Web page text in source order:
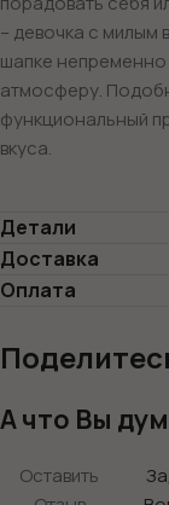
– девочка с милым
шапке
атмосферу.
функциональный
вкуса.
Детали
Доставка
Оплата
А что Вы
Оставить